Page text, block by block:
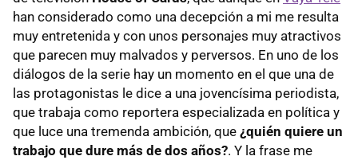
han considerado como una decepción a mi me resulta
muy entretenida y con unos personajes muy atractivos
que parecen muy malvados y perversos. En uno de los
diálogos de la serie hay un momento en el que una de
las protagonistas le dice a una jovencísima periodista,
que trabaja como reportera especializada en política y
que luce una tremenda ambición, que ¿quién quiere un
trabajo que dure más de dos años?. Y la frase me